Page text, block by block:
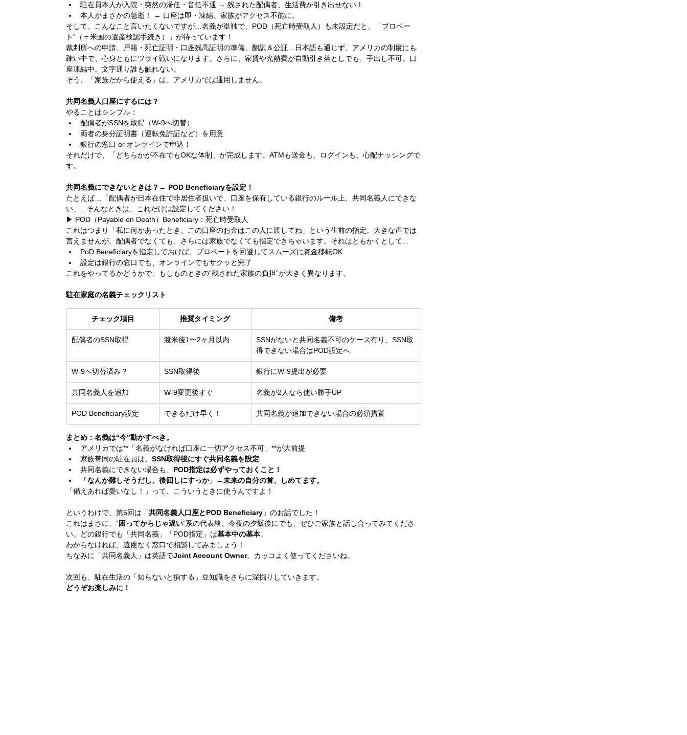
駐在員本人が入院・突然の帰任・音信不通 → 残された配偶者、生活費が引き出せない！
本人がまさかの急逝！ → 口座は即・凍結。家族がアクセス不能に。
そして、こんなこと言いたくないですが…名義が単独で、POD（死亡時受取人）も未設定だと、「プロベー
ト”（＝米国の遺産検認手続き）」が待っています！
裁判所への申請、戸籍・死亡証明・口座残高証明の準備、翻訳＆公証…日本語も通じず、アメリカの制度にも
疎い中で、心身ともにツライ戦いになります。さらに、家賃や光熱費が自動引き落としでも、手出し不可。口
座凍結中。文字通り誰も触れない。
そう、「家族だから使える」は、アメリカでは通用しません。
共同名義人口座にするには？
やることはシンプル：
配偶者がSSNを取得（W-9へ切替）
両者の身分証明書（運転免許証など）を用意
銀行の窓口 or オンラインで申込！
それだけで、「どちらかが不在でもOKな体制」が完成します。ATMも送金も、ログインも、心配ナッシングで
す。
共同名義にできないときは？→ POD Beneficiaryを設定！
たとえば…「配偶者が日本在住で非居住者扱いで、口座を保有している銀行のルール上、共同名義人にできな
い」...そんなときは、これだけは設定してください！
▶ POD（Payable on Death）Beneficiary：死亡時受取人
これはつまり「私に何かあったとき、この口座のお金はこの人に渡してね」という生前の指定。大きな声では
言えませんが、配偶者でなくても、さらには家族でなくても指定できちゃいます。それはともかくとして...
PoD Beneficiaryを指定しておけば、プロベートを回避してスムーズに資金移転OK
設定は銀行の窓口でも、オンラインでもサクッと完了
これをやってるかどうかで、もしものときの“残された家族の負担”が大きく異なります。
駐在家庭の名義チェックリスト
チェック項目 推奨タイミング 備考
配偶者のSSN取得 渡米後1〜2ヶ月以内
SSNがないと共同名義不可のケース有り、SSN取
得できない場合はPOD設定へ
W-9へ切替済み？ SSN取得後 銀行にW-9提出が必要
共同名義人を追加 W-9変更後すぐ 名義が2人なら使い勝手UP
POD Beneficiary設定 できるだけ早く！ 共同名義が追加できない場合の必須措置
まとめ：名義は“今”動かすべき。
アメリカでは**「名義がなければ口座に一切アクセス不可」**が大前提
家族帯同の駐在員は、SSN取得後にすぐ共同名義を設定
共同名義にできない場合も、 POD指定は必ずやっておくこと！
「なんか難しそうだし、後回しにすっか」→未来の自分の首、しめてます。
「備えあれば憂いなし！」って、こういうときに使うんですよ！
というわけで、第5回は「共同名義人口座とPOD Beneficiary 」のお話でした！
これはまさに、“困ってからじゃ遅い”系の代表格。今夜の夕飯後にでも、ぜひご家族と話し合ってみてくださ
い。どの銀行でも「共同名義」「POD指定」は基本中の基本。
わからなければ、遠慮なく窓口で相談してみましょう！
ちなみに「共同名義人」は英語でJoint Account Owner。カッコよく使ってくださいね。
次回も、駐在生活の「知らないと損する」豆知識をさらに深掘りしていきます。
どうぞお楽しみに！